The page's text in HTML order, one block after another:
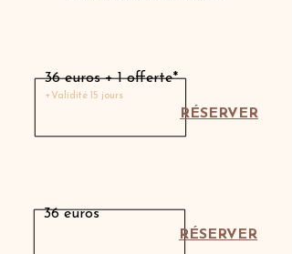
36 euros + 1 offerte*
+Validité 15 jours
RÉSERVER
36 euros
RÉSERVER